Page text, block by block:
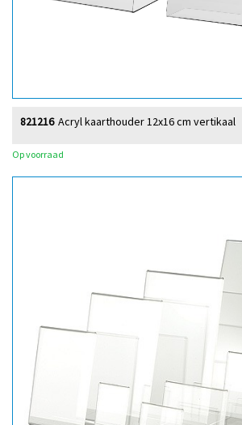
Acryl kaarthouder 12x16 cm vertikaal
821216
Op voorraad